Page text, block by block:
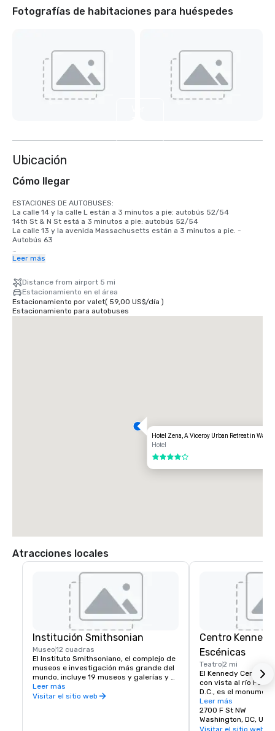
Fotografías de habitaciones para huéspedes
Ubicación
Cómo llegar
ESTACIONES DE AUTOBUSES:
La calle 14 y la calle L están a 3 minutos a pie: autobús 52/54
14th St & N St está a 3 minutos a pie: autobús 52/54
La calle 13 y la avenida Massachusetts están a 3 minutos a pie. -
Autobús 63
LÍNEAS/PARADAS DE METRO:
Línea roja: Farragut North
Línea amarilla: monte. Centro de convenciones Vernon Sq./7th St.
AEROPUERTOS:
DCA: 5 millas
Leer más
Distance from airport 5 mi
Estacionamiento en el área
Estacionamiento por valet( 59,00 US$/día )
Estacionamiento para autobuses
Hotel Zena, A Viceroy Urban Retreat in
Hotel
4 de 5
Atracciones locales
Institución Smithsonian
Museo12 cuadras
El Instituto Smithsoniano, el complejo de
museos e investigación más grande del
mundo, incluye 19 museos y galerías y el
Parque Zoológico Nacional.
Leer más
Visitar el sitio web
Centro
Escénicas
Teatro2 mi
El Kennedy Center,
con vista al río
D.C., es el
estadounidense al
así como la
concurrida del país.
itinerantes del
Leer más
2700 F St NW
Washington, DC, US
Visitar el sitio web